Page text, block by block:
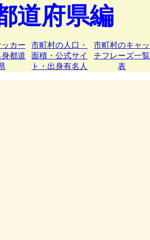
道府県編
カー
都道
市町村の人口・
面積・公式サイ
ト・出身有名人
市町村のキャッ
チフレーズ一覧
表